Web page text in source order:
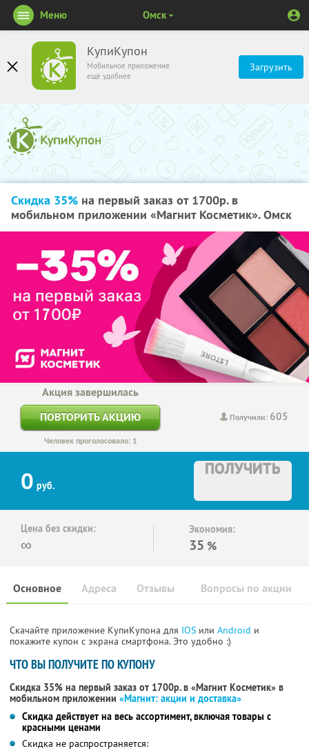
КупиКупон
Мобильное приложение
ещё удобнее
Загрузить
Меню Омск
Скидка 35% на первый заказ от 1700р. в
мобильном приложении «Магнит Косметик». Омск
Получили: 605
Акция завершилась
ПОВТОРИТЬ АКЦИЮ
Человек проголосовало: 1
0 руб.
ПОЛУЧИТЬ
Цена без скидки:
∞
Экономия:
35 %
Основное Отзывы Вопросы по акции
Адреса
Скачайте приложение КупиКупона для IOS или Android и
покажите купон с экрана смартфона. Это удобно :)
ЧТО ВЫ ПОЛУЧИТЕ ПО КУПОНУ
Скидка 35% на первый заказ от 1700р. в «Магнит Косметик» в
мобильном приложении «Магнит: акции и доставка»
Скидка действует на весь ассортимент, включая товары с
красными ценами
Скидка не распространяется: